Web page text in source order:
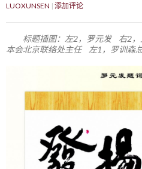
LUOXUNSEN 添加评论
标题插图：左2，罗元发 右2
本会北京联络处主任 左1，罗训森